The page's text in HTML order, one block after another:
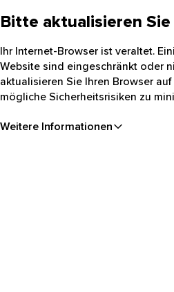
Bitte aktualisieren
Ihr Internet-Browser ist veraltet.
Website sind eingeschränkt oder
aktualisieren Sie Ihren Browser
mögliche Sicherheitsrisiken zu
Weitere Informationen